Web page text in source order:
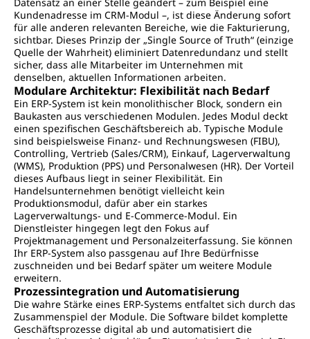
Kundenadresse im CRM-Modul –, ist diese Änderung sofort
für alle anderen relevanten Bereiche, wie die Fakturierung,
sichtbar. Dieses Prinzip der „Single Source of Truth“ (einzige
Quelle der Wahrheit) eliminiert Datenredundanz und stellt
sicher, dass alle Mitarbeiter im Unternehmen mit
denselben, aktuellen Informationen arbeiten.
Modulare Architektur: Flexibilität nach Bedarf
Ein ERP-System ist kein monolithischer Block, sondern ein
Baukasten aus verschiedenen Modulen. Jedes Modul deckt
einen spezifischen Geschäftsbereich ab. Typische Module
sind beispielsweise Finanz- und Rechnungswesen (FIBU),
Controlling, Vertrieb (Sales/CRM), Einkauf, Lagerverwaltung
(WMS), Produktion (PPS) und Personalwesen (HR). Der Vorteil
dieses Aufbaus liegt in seiner Flexibilität. Ein
Handelsunternehmen benötigt vielleicht kein
Produktionsmodul, dafür aber ein starkes
Lagerverwaltungs- und E-Commerce-Modul. Ein
Dienstleister hingegen legt den Fokus auf
Projektmanagement und Personalzeiterfassung. Sie können
Ihr ERP-System also passgenau auf Ihre Bedürfnisse
zuschneiden und bei Bedarf später um weitere Module
erweitern.
Prozessintegration und Automatisierung
Die wahre Stärke eines ERP-Systems entfaltet sich durch das
Zusammenspiel der Module. Die Software bildet komplette
Geschäftsprozesse digital ab und automatisiert die